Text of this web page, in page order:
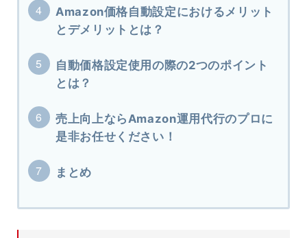
Amazon価格自動設定におけるメリット
とデメリットとは？
自動価格設定使用の際の2つのポイント
とは？
売上向上ならAmazon運用代行のプロに
是非お任せください！
まとめ